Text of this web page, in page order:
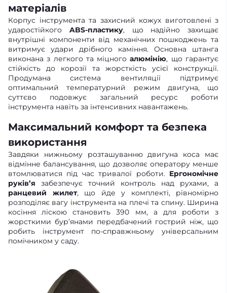
матеріалів
Корпус інструмента та захисний кожух виготовлені з
ударостійкого ABS-пластику, що надійно захищає
внутрішні компоненти від механічних пошкоджень та
витримує удари дрібного каміння. Основна штанга
виконана з легкого та міцногоалюмінію, що гарантує
стійкість до корозії та жорсткість усієї конструкції.
Продумана система вентиляції підтримує
оптимальний температурний режим двигуна, що
суттєво подовжує загальний ресурс роботи
інструмента навіть за інтенсивних навантажень.
Максимальний комфорт та безпека
використання
Завдяки нижньому розташуванню двигуна коса має
відмінне балансування, що дозволяє оператору менше
втомлюватися під час тривалої роботи. Ергономічне
руків’я забезпечує точний контроль над рухами, а
ранцевий жилет, що йде у комплекті, рівномірно
розподіляє вагу інструмента на плечі та спину. Ширина
косіння ліскою становить 390 мм, а для роботи з
жорсткими бур’янами передбачений гострий ніж, що
робить інструмент по-справжньому універсальним
помічником у саду.